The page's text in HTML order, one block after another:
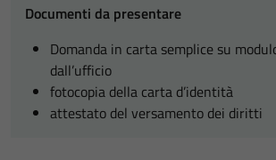
Documenti da presentare
Domanda in carta semplice su
dall’ufficio
fotocopia della carta d’identità
attestato del versamento dei diritti